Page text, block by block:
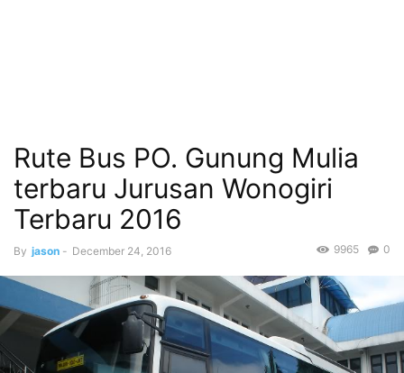
Rute Bus PO. Gunung Mulia
terbaru Jurusan Wonogiri
Terbaru 2016
By jason - December 24, 2016 0
9965